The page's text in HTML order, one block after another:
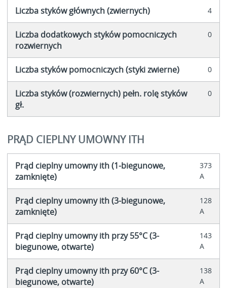
Liczba styków głównych (zwiernych) 4
Liczba dodatkowych styków pomocniczych
rozwiernych
0
Liczba styków pomocniczych (styki zwierne) 0
Liczba styków (rozwiernych) pełn. rolę styków
gł.
0
PRĄD CIEPLNY UMOWNY ITH
Prąd cieplny umowny ith (1-biegunowe,
zamknięte)
373
A
Prąd cieplny umowny ith (3-biegunowe,
zamknięte)
128
A
Prąd cieplny umowny ith przy 55°C (3-
biegunowe, otwarte)
143
A
Prąd cieplny umowny ith przy 60°C (3-
biegunowe, otwarte)
138
A